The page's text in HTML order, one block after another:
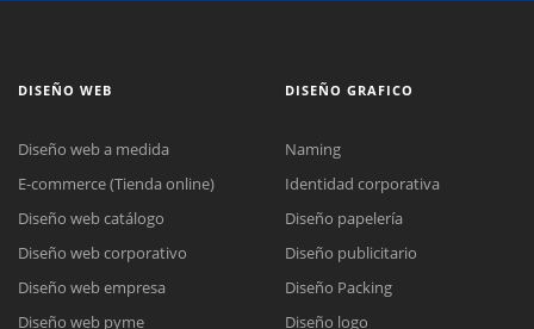
DISEÑO WEB
Diseño web a medida
E-commerce (Tienda online)
Diseño web catálogo
Diseño web corporativo
Diseño web empresa
Diseño web pyme
DISEÑO GRAFICO
Naming
Identidad corporativa
Diseño papelería
Diseño publicitario
Diseño Packing
Diseño logo